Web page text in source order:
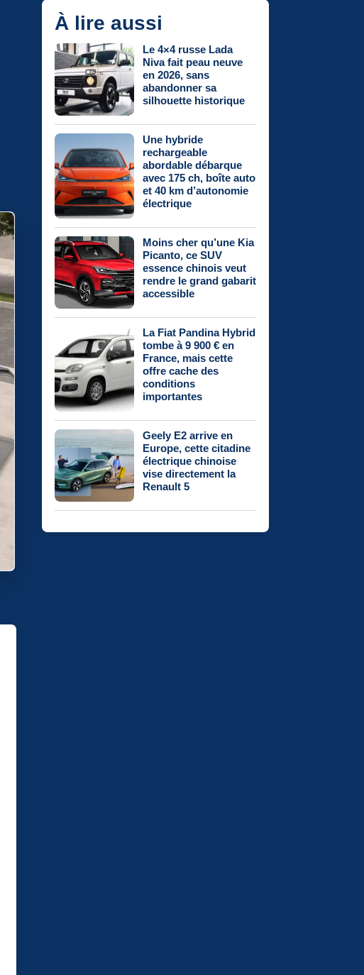
À lire aussi
Le 4×4 russe Lada
Niva fait peau neuve
en 2026, sans
abandonner sa
silhouette historique
Une hybride
rechargeable
abordable débarque
avec 175 ch, boîte auto
et 40 km d’autonomie
électrique
Moins cher qu’une Kia
Picanto, ce SUV
essence chinois veut
rendre le grand gabarit
accessible
La Fiat Pandina Hybrid
tombe à 9 900 € en
France, mais cette
offre cache des
conditions
importantes
Geely E2 arrive en
Europe, cette citadine
électrique chinoise
vise directement la
Renault 5